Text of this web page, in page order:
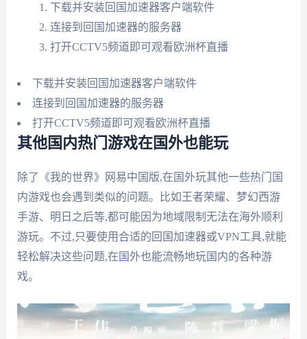
下载并安装回国加速器客户端软件
连接到回国加速器的服务器
打开CCTV5频道即可观看欧洲杯直播
下载并安装回国加速器客户端软件
连接到回国加速器的服务器
打开CCTV5频道即可观看欧洲杯直播
其他国内热门游戏在国外也能玩
除了《我的世界》网易中国版,在国外玩其他一些热门国
内游戏也会遇到类似的问题。比如王者荣耀、梦幻西游
手游、明日之后等,都可能因为地域限制无法在海外顺利
游玩。不过,只要使用合适的回国加速器或VPN工具,就能
轻松解决这些问题,在国外也能流畅地玩国内的各种游
戏。